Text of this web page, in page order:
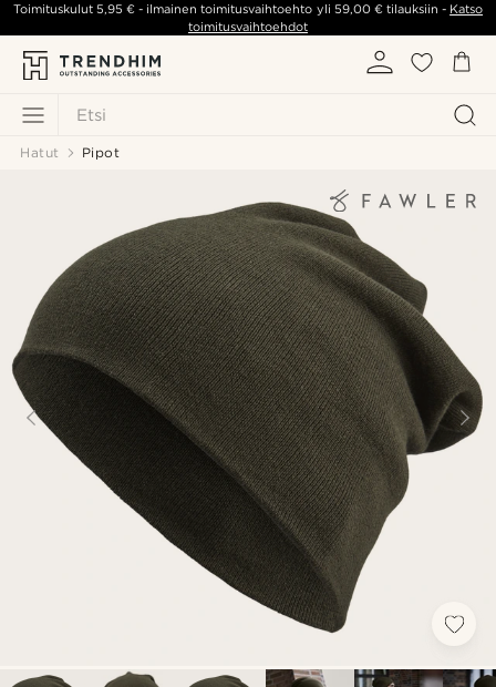
Etsi
Toimituskulut5,95 € - ilmainen toimitusvaihtoehto yli 59,00 €tilauksiin - Katso
toimitusvaihtoehdot
Hatut Pipot